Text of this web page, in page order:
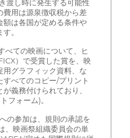
渡し時に発生する可能性
費用は源泉徴収税から差
額は各国が定める条件や
。
べての映画について、ヒ
）で受賞した賞を、映
グラフィック資料、な
べてのコピー/プリント
義務付けられており、
フォーム)。
の参加は、規則の承認を
、映画祭組織委員会の単